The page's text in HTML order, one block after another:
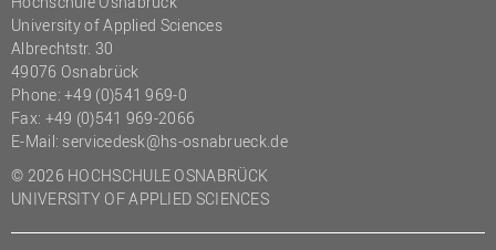
University of Applied Sciences
Albrechtstr. 30
49076 Osnabrück
Phone: +49 (0)541 969-0
Fax: +49 (0)541 969-2066
E-Mail: servicedesk@hs-osnabrueck.de
© 2026 HOCHSCHULE OSNABRÜCK
UNIVERSITY OF APPLIED SCIENCES